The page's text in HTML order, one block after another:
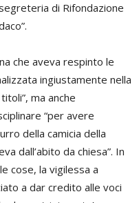
di Rifondazione
che aveva respinto le
ingiustamente nella
ma anche
“per avere
della camicia della
dall’abito da chiesa”. In
cose, la vigilessa a
a dar credito alle voci